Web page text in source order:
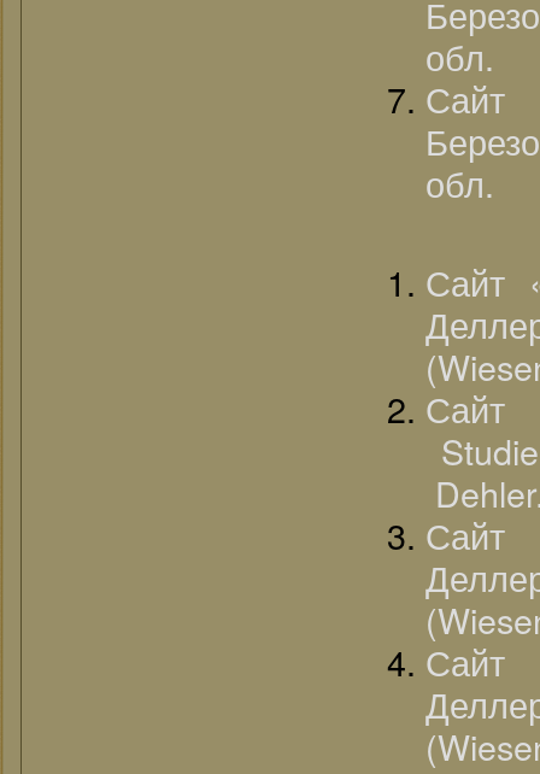
обл.
Сайт
обл.
Сайт
Сайт
Сайт
Сайт